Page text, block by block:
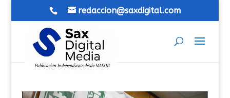
redaccion@saxdigital.com